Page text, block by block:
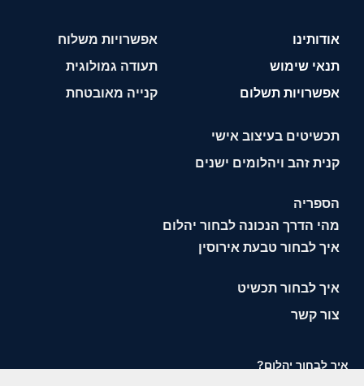
אודותינו
תנאי שימוש
אפשרויות תשלום
אפשרויות משלוח
תעודה גמולוגית
קנייה מאובטחת
תכשיטים בעיצוב אישי
קנית זהב ויהלומים ישנים
הספריה
מהי הדרך הנכונה לבחור יהלום
איך לבחור טבעת אירוסין
איך לבחור תכשיט
צור קשר
איך לבחור יהלום?